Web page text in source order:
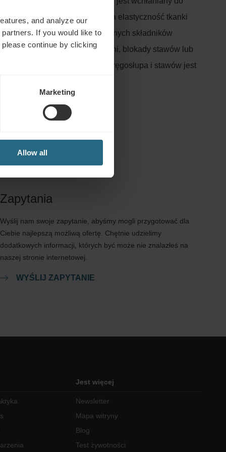
and analyze our
If you would like to
continue by clicking
Marketing
Allow all
i jeszcze bardziej zwiększa elastyczność tkanki
siły mechanicznej, naturalnych składników
bolesne skurcze mięśni, blokady stawów lub
są łagodzone, a ruchomość kręgosłupa i stawów jest
Zapytania
Wyślij nam swoje zapytanie, abyśmy mogli przygotować dla
Ciebie najlepszą możliwą ofertę. Chętnie udzielimy
dodatkowych informacji, których być może nie znalazłeś na
naszej stronie internetowej.
WYŚLIJ ZAPYTANIE
Jest więcej
Newsletter
Mapa witryny
Blog
Test żywotności